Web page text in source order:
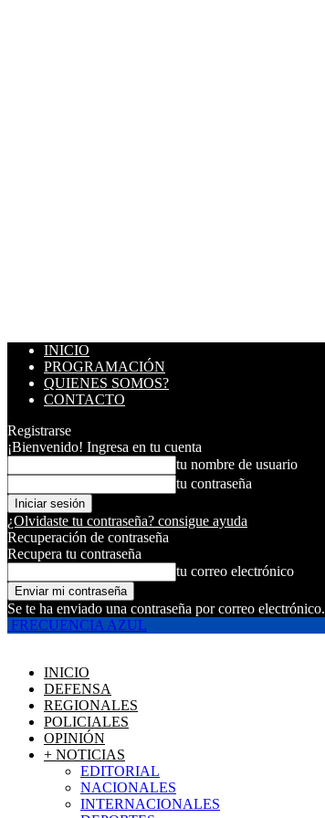
INICIO
PROGRAMACIÓN
QUIENES SOMOS?
CONTACTO
Registrarse
¡Bienvenido! Ingresa en tu cuenta
tu nombre de usuario
tu contraseña
¿Olvidaste tu contraseña? consigue ayuda
Recuperación de contraseña
Recupera tu contraseña
tu correo electrónico
Se te ha enviado una contraseña por correo electrónico.
FRECUENCIA AZUL
INICIO
DEFENSA
REGIONALES
POLICIALES
OPINIÓN
+ NOTICIAS
EDITORIAL
NACIONALES
INTERNACIONALES